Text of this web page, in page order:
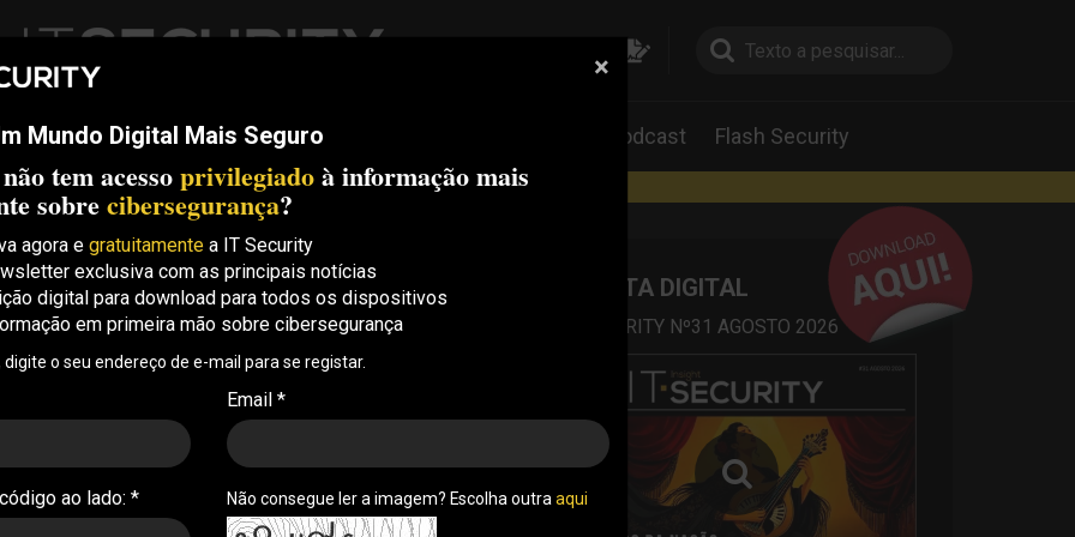
Threats Compliance Opinion Podcast Flash Security
Conference Lisboa: 8 de Outubro 2026 ✔️ Inscrições abertas
Days 2026
é agora
horizontal”
C-Days o que a União Europeia está a fazer para
ameaças aos sistemas das organizações
REVISTA DIGITAL
IT SECURITY Nº31 AGOSTO 2026
×
Mundo Digital Mais Seguro
tem acessoprivilegiadoà informação mais
sobrecibersegurança?
agora e gratuitamente a IT Security
exclusiva com as principais notícias
digital para download para todos os dispositivos
em primeira mão sobre cibersegurança
digite o seu endereço de e-mail para se registar.
Email *
ao lado: * Não consegue ler a imagem? Escolha outraaqui